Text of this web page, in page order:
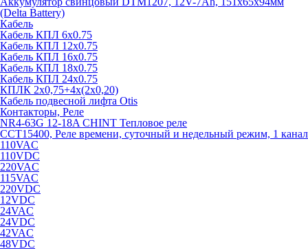
(Delta Battery)
Кабель
Кабель КПЛ 6х0.75
Кабель КПЛ 12х0.75
Кабель КПЛ 16х0.75
Кабель КПЛ 18х0.75
Кабель КПЛ 24х0.75
КПЛК 2х0,75+4х(2х0,20)
Кабель подвесной лифта Otis
Контакторы, Реле
NR4-63G 12-18A CHINT Тепловое реле
CCT15400, Реле времени, суточный и недельный режим, 1 канал
110VAC
110VDC
220VAC
115VAC
220VDC
12VDC
24VAC
24VDC
42VAC
48VDC